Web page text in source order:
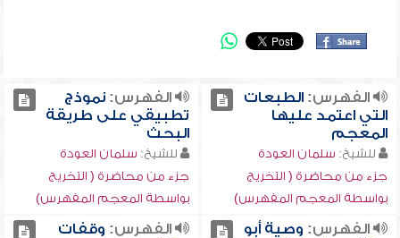
الفهرس:الطبعات
التي اعتمد عليها
المعجم
للشيخ: سلمان العودة
جزء من محاضرة ( التخريج
بواسطة المعجم المفهرس)
الفهرس:نموذج
تطبيقي على طريقة
البحث
للشيخ: سلمان العودة
جزء من محاضرة ( التخريج
بواسطة المعجم المفهرس)
الفهرس: وصية أبو
الفهرس: وقفات